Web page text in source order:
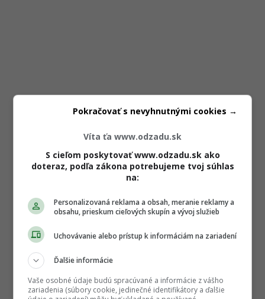
Víta ťa www.odzadu.sk
S cieľom poskytovať www.odzadu.sk ako
doteraz, podľa zákona potrebujeme tvoj súhlas
na:
Personalizovaná reklama a obsah, meranie reklamy a
obsahu, prieskum cieľových skupín a vývoj služieb
Uchovávanie alebo prístup k informáciám na zariadení
Ďalšie informácie
Vaše osobné údaje budú spracúvané a informácie z vášho
zariadenia (súbory cookie, jedinečné identifikátory a ďalšie
Pokračovať s nevyhnutnými cookies →